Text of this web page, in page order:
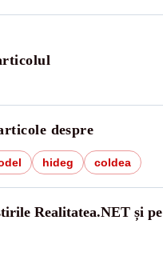
despre
hideg coldea
Realitatea.NET și pe